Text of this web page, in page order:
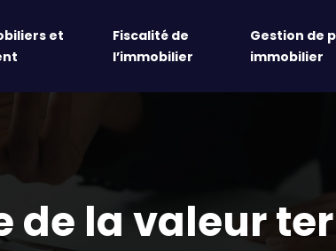
et
Fiscalité de
l’immobilier
Gestion de
immobilier
de la valeur